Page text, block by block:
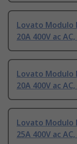
Lovato Modulo
20A 400V ac
Lovato Modulo
20A 400V ac
Lovato Modulo
25A 400V ac